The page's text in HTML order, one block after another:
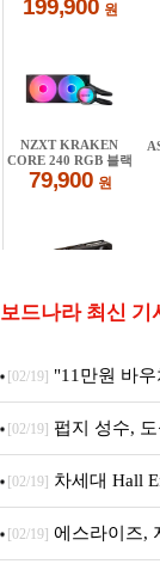
보드나라 최신 기
[02/19] "11만원 바
탑 프로모션 진행
[02/19] 펍지 성수,
[02/19] 차세대 Hall
시리즈 출시
[02/19] 에스라이즈,